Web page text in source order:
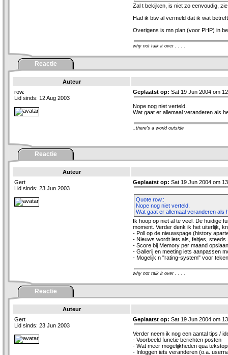
Zal t bekijken, is niet zo eenvoudig,
Had ik btw al vermeld dat ik wat
Overigens is mn plan (voor PHP) in
why not talk it over . . . .
Reactie
Auteur
row.
Lid sinds: 12 Aug 2003
Geplaatst op: Sat 19 Jun 2004 om
Nope nog niet verteld.
Wat gaat er allemaal veranderen als
..there's a world outside
Reactie
Auteur
Gert
Lid sinds: 23 Jun 2003
Geplaatst op: Sat 19 Jun 2004 om
Quote row.:
Nope nog niet verteld.
Wat gaat er allemaal veranderen als
Ik hoop op niet al te veel. De huidige
moment. Verder denk ik het uiterlijk,
- Poll op de nieuwspage (history
- Nieuws wordt iets als, feitjes,
- Score bij Memory per maand
- Gallerij en meeting iets aanpassen
- Mogelijk n "rating-system" voor
why not talk it over . . . .
Reactie
Auteur
Gert
Lid sinds: 23 Jun 2003
Geplaatst op: Sat 19 Jun 2004 om
Verder neem ik nog een aantal tips /
- Voorbeeld functie berichten posten
- Wat meer mogelijkheden qua
- Inloggen iets veranderen (o.a.